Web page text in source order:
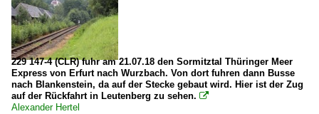
229 147-4 (CLR) fuhr am 21.07.18 den Sormitztal Thüringer Meer
Express von Erfurt nach Wurzbach. Von dort fuhren dann Busse
nach Blankenstein, da auf der Stecke gebaut wird. Hier ist der Zug
auf der Rückfahrt in Leutenberg zu sehen. 
Alexander Hertel